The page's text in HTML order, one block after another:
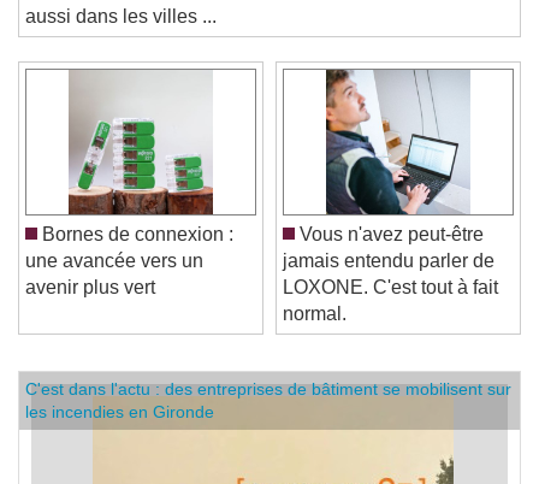
alliance foncière veut pousser les promoteurs à investir
aussi dans les villes ...
Bornes de connexion :
une avancée vers un
Vous n'avez peut-être
jamais entendu parler de
LOXONE. C'est tout à fait
normal.
C'est dans l'actu : des entreprises de bâtiment se mobilisent sur
les incendies en Gironde